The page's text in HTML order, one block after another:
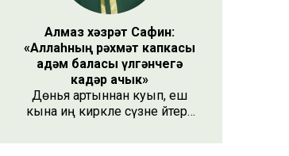
Алмаз хәзрәт Сафин:
«Аллаһның рәхмәт капкасы
адәм баласы үлгәнчегә
кадәр ачык»
Дөнья артыннан куып, еш
кына иң кирәкле сүзне әйтергә
Әлеге сүзне күршең яки